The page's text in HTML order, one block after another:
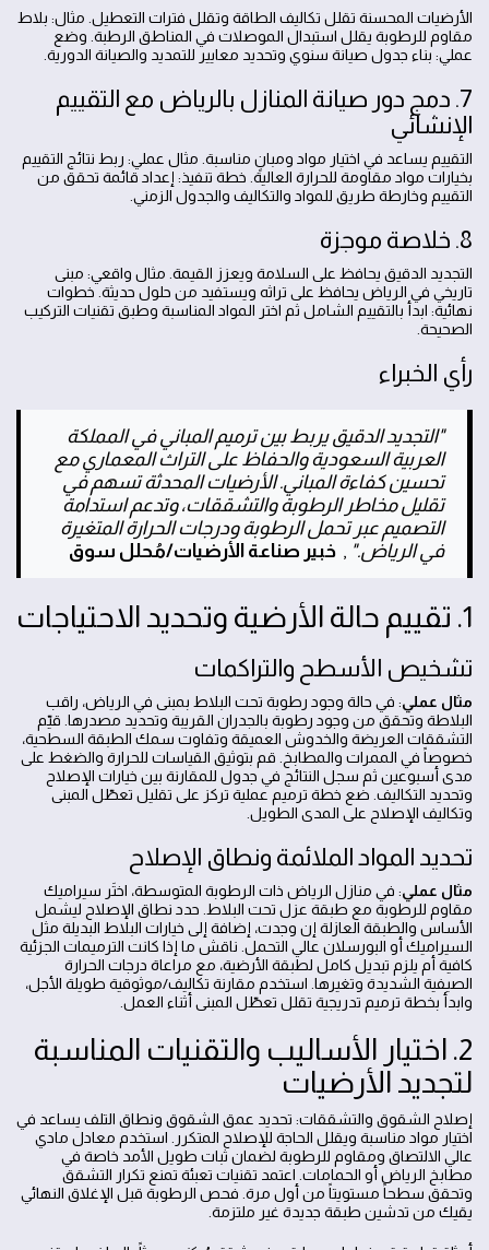
الأرضيات المحسنة تقلل تكاليف الطاقة وتقلل فترات التعطيل. مثال: بلاط
مقاوم للرطوبة يقلل استبدال الموصلات في المناطق الرطبة. وضع
عملي: بناء جدول صيانة سنوي وتحديد معايير للتمديد والصيانة الدورية.
7. دمج دور صيانة المنازل بالرياض مع التقييم
الإنشائي
التقييم يساعد في اختيار مواد ومبانٍ مناسبة. مثال عملي: ربط نتائج التقييم
بخيارات مواد مقاومة للحرارة العالية. خطة تنفيذ: إعداد قائمة تحقق من
التقييم وخارطة طريق للمواد والتكاليف والجدول الزمني.
8. خلاصة موجزة
التجديد الدقيق يحافظ على السلامة ويعزز القيمة. مثال واقعي: مبنى
تاريخي في الرياض يحافظ على تراثه ويستفيد من حلول حديثة. خطوات
نهائية: ابدأ بالتقييم الشامل ثم اختر المواد المناسبة وطبق تقنيات التركيب
الصحيحة.
رأي الخبراء
"التجديد الدقيق يربط بين ترميم المباني في المملكة
العربية السعودية والحفاظ على التراث المعماري مع
تحسين كفاءة المباني. الأرضيات المحدثة تسهم في
تقليل مخاطر الرطوبة والتشققات، وتدعم استدامة
التصميم عبر تحمل الرطوبة ودرجات الحرارة المتغيرة
في الرياض." , خبير صناعة الأرضيات/مُحلل سوق
1. تقييم حالة الأرضية وتحديد الاحتياجات
تشخيص الأسطح والتراكمات
مثال عملي: في حالة وجود رطوبة تحت البلاط بمبنى في الرياض، راقب
البلاطة وتحقق من وجود رطوبة بالجدران القريبة وتحديد مصدرها. قيّم
التشققات العريضة والخدوش العميقة وتفاوت سمك الطبقة السطحية،
خصوصاً في الممرات والمطابخ. قم بتوثيق القياسات للحرارة والضغط على
مدى أسبوعين ثم سجل النتائج في جدول للمقارنة بين خيارات الإصلاح
وتحديد التكاليف. ضع خطة ترميم عملية تركز على تقليل تعطّل المبنى
وتكاليف الإصلاح على المدى الطويل.
تحديد المواد الملائمة ونطاق الإصلاح
مثال عملي: في منازل الرياض ذات الرطوبة المتوسطة، اختَر سيراميك
مقاوم للرطوبة مع طبقة عزل تحت البلاط. حدد نطاق الإصلاح ليشمل
الأساس والطبقة العازلة إن وجدت، إضافة إلى خيارات البلاط البديلة مثل
السيراميك أو البورسلان عالي التحمل. ناقش ما إذا كانت الترميمات الجزئية
كافية أم يلزم تبديل كامل لطبقة الأرضية، مع مراعاة درجات الحرارة
الصيفية الشديدة وتغيرها. استخدم مقارنة تكاليف/موثوقية طويلة الأجل،
وابدأ بخطة ترميم تدريجية تقلل تعطّل المبنى أثناء العمل.
2. اختيار الأساليب والتقنيات المناسبة
لتجديد الأرضيات
إصلاح الشقوق والتشققات: تحديد عمق الشقوق ونطاق التلف يساعد في
اختيار مواد مناسبة ويقلل الحاجة للإصلاح المتكرر. استخدم معادل مادي
عالي الالتصاق ومقاوم للرطوبة لضمان ثبات طويل الأمد خاصة في
مطابخ الرياض أو الحمامات. اعتمد تقنيات تعبئة تمنع تكرار التشقق
وتحقق سطحاً مستويتاً من أول مرة. فحص الرطوبة قبل الإغلاق النهائي
يقيك من تدشين طبقة جديدة غير ملتزمة.